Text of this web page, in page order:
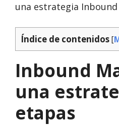
una estrategia
Índice de contenidos[
Inbound
una
etapas